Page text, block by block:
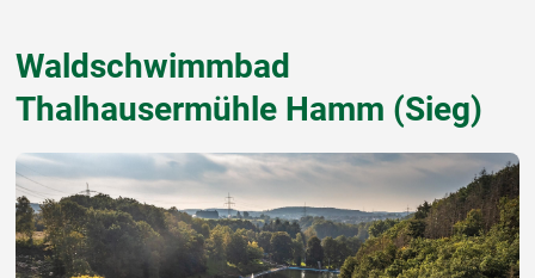
Waldschwimmbad
Thalhausermühle Hamm (Sieg)